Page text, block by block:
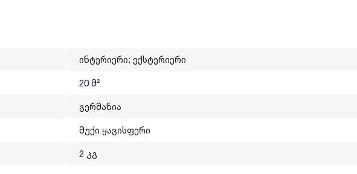
ინტერიერი; ექსტერიერი
20 მ²
გერმანია
მუქი ყავისფერი
2 კგ